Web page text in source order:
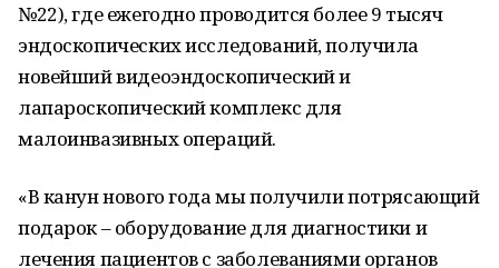
№22), где ежегодно проводится более 9 тысяч
эндоскопических исследований, получила
новейший видеоэндоскопический и
лапароскопический комплекс для
малоинвазивных операций.
«В канун нового года мы получили потрясающий
подарок – оборудование для диагностики и
лечения пациентов с заболеваниями органов